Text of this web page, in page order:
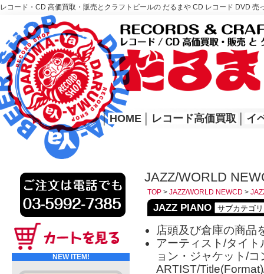
レコード・CD 高価買取・販売とクラフトビールの だるまや CD レコード DVD
レコード高価買取はこちら
HOME
│ HOME レコード高価買取 イ
NEW ITEM!
JAZZ/WORLD
TOP > JAZZ/WORLD NEWCD >
JAZZ PIANO
店頭及び倉庫の商品
アーティスト/タイ
ョン・ジャケット/
ARTIST/